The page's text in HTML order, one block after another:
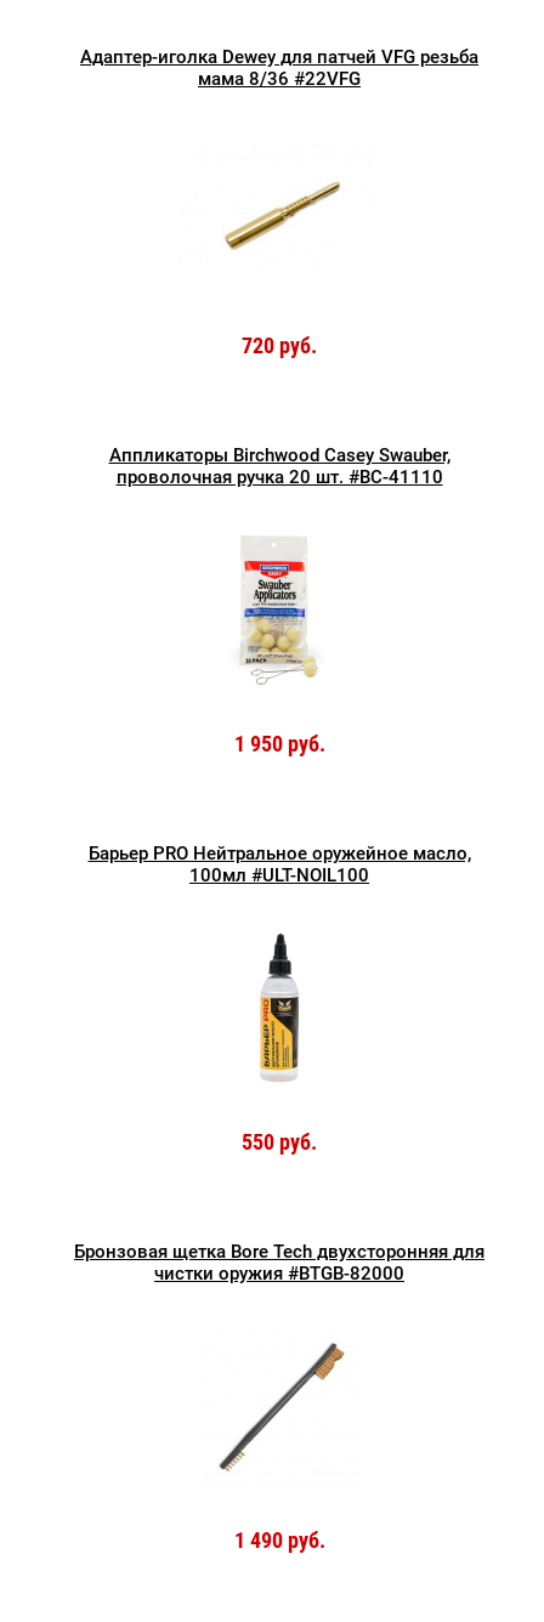
Адаптер-иголка Dewey для патчей VFG резьба
мама 8/36 #22VFG
720 руб.
Аппликаторы Birchwood Casey Swauber,
проволочная ручка 20 шт. #BC-41110
1 950 руб.
Барьер PRO Нейтральное оружейное масло,
100мл #ULT-NOIL100
550 руб.
Бронзовая щетка Bore Tech двухсторонняя для
чистки оружия #BTGB-82000
1 490 руб.